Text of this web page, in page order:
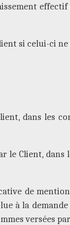
effectif
si celui-ci
dans les
le Client, dans
de
à la
versées